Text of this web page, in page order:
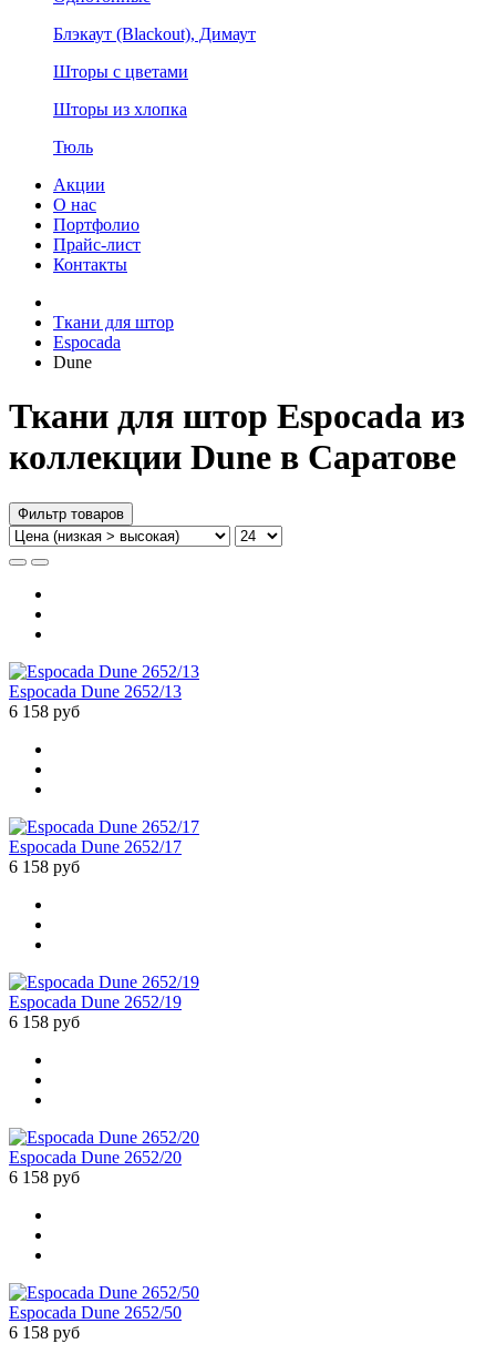
Блэкаут (Blackout), Димаут
Шторы с цветами
Шторы из хлопка
Тюль
Акции
О нас
Портфолио
Прайс-лист
Контакты
Ткани для штор
Espocada
Dune
Ткани для штор Espocada из
коллекции Dune в Саратове
Фильтр товаров
Espocada Dune 2652/13
6 158 руб
Espocada Dune 2652/17
6 158 руб
Espocada Dune 2652/19
6 158 руб
Espocada Dune 2652/20
6 158 руб
Espocada Dune 2652/50
6 158 руб